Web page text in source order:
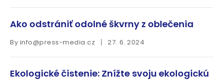
Ako odstrániť odolné škvrny z oblečenia
By info@press-media.cz 27. 6. 2024
Ekologické čistenie: Znížte svoju ekologickú